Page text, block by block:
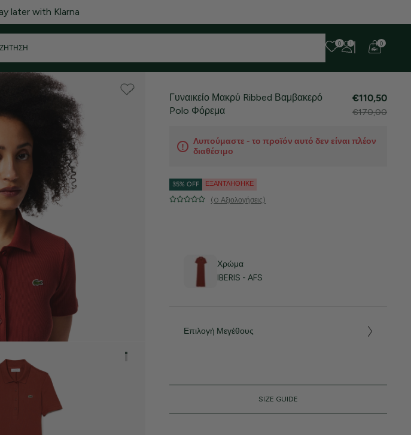
0 0
Γυναικείο Μακρύ Ribbed Βαμβακερό
Polo Φόρεμα
€110,50
€170,00
Λυπούμαστε - το προϊόν αυτό δεν είναι πλέον
διαθέσιμο
35% OFF ΕΞΑΝΤΛΉΘΗΚΕ
(0 Αξιολογήσεις)
Χρώμα
IBERIS - AFS
Επιλογή Μεγέθους
SIZE GUIDE